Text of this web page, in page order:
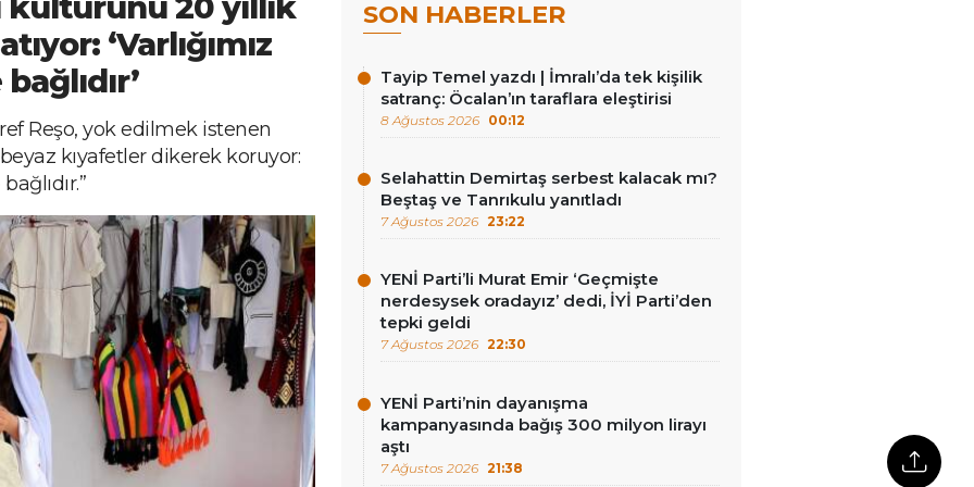
‘Varlığımız
Reşo, yok edilmek istenen
kıyafetler dikerek koruyor:
SON HABERLER
Tayip Temel yazdı | İmralı’da tek kişilik
satranç: Öcalan’ın taraflara eleştirisi
8 Ağustos 2026 00:12
Selahattin Demirtaş serbest kalacak mı?
Beştaş ve Tanrıkulu yanıtladı
7 Ağustos 2026 23:22
YENİ Parti’li Murat Emir ‘Geçmişte
nerdesysek oradayız’ dedi, İYİ Parti’den
tepki geldi
7 Ağustos 2026 22:30
YENİ Parti’nin dayanışma
kampanyasında bağış 300 milyon lirayı
aştı
7 Ağustos 2026 21:38